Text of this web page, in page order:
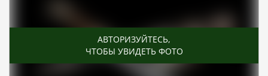
АВТОРИЗУЙТЕСЬ,
ЧТОБЫ УВИДЕТЬ ФОТО